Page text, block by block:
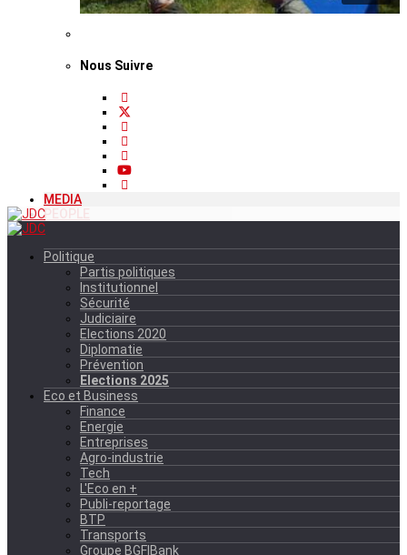
Nous Suivre
MEDIA
PEOPLE
Politique
Partis politiques
Institutionnel
Sécurité
Judiciaire
Elections 2020
Diplomatie
Prévention
Elections 2025
Eco et Business
Finance
Energie
Entreprises
Agro-industrie
Tech
L'Eco en +
Publi-reportage
BTP
Transports
Groupe BGFIBank